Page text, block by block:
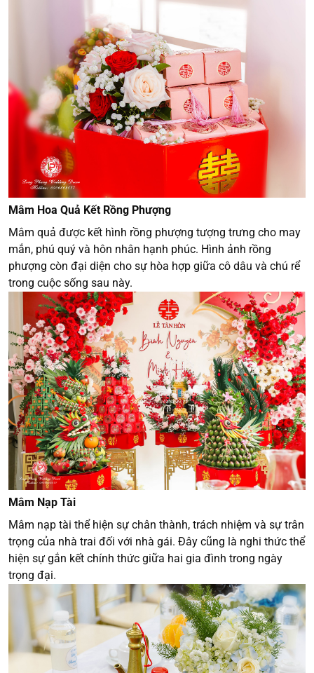
Mâm Hoa Quả Kết Rồng Phượng
Mâm quả được kết hình rồng phượng tượng trưng cho may
mắn, phú quý và hôn nhân hạnh phúc. Hình ảnh rồng
phượng còn đại diện cho sự hòa hợp giữa cô dâu và chú rể
trong cuộc sống sau này.
Mâm Nạp Tài
Mâm nạp tài thể hiện sự chân thành, trách nhiệm và sự trân
trọng của nhà trai đối với nhà gái. Đây cũng là nghi thức thể
hiện sự gắn kết chính thức giữa hai gia đình trong ngày
trọng đại.